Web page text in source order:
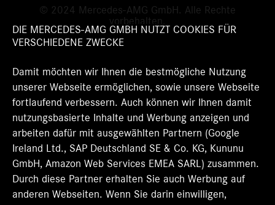
n
e
e
u
e
n
R
e
g
i
s
e
r
e
n
e
n
e
u
e
R
e
g
s
t
r
e
i
n
e
e
u
e
n
R
g
i
s
e
r
e
i
n
e
u
e
n
R
g
i
s
e
r
e
i
n
e
u
e
n
R
e
g
i
s
e
r
© 2024 Mercedes-AMG GmbH. Alle Rechte
vorbehalten.
DIE MERCEDES-AMG GMBH NUTZT COOKIES FÜR
VERSCHIEDENE ZWECKE
Damit möchten wir Ihnen die bestmögliche Nutzung
unserer Webseite ermöglichen, sowie unsere Webseite
fortlaufend verbessern. Auch können wir Ihnen damit
nutzungsbasierte Inhalte und Werbung anzeigen und
arbeiten dafür mit ausgewählten Partnern (Google
Ireland Ltd., SAP Deutschland SE & Co. KG, Kununu
GmbH, Amazon Web Services EMEA SARL) zusammen.
Durch diese Partner erhalten Sie auch Werbung auf
anderen Webseiten. Wenn Sie darin einwilligen,